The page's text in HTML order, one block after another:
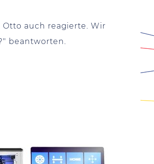
auch reagierte. Wir
beantworten.